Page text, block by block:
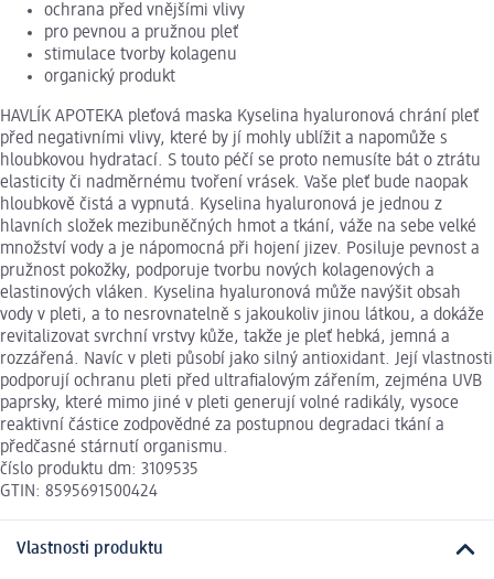
ochrana před vnějšími vlivy
pro pevnou a pružnou pleť
stimulace tvorby kolagenu
organický produkt
HAVLÍK APOTEKA pleťová maska Kyselina hyaluronová chrání pleť
před negativními vlivy, které by jí mohly ublížit a napomůže s
hloubkovou hydratací. S touto péčí se proto nemusíte bát o ztrátu
elasticity či nadměrnému tvoření vrásek. Vaše pleť bude naopak
hloubkově čistá a vypnutá. Kyselina hyaluronová je jednou z
hlavních složek mezibuněčných hmot a tkání, váže na sebe velké
množství vody a je nápomocná při hojení jizev. Posiluje pevnost a
pružnost pokožky, podporuje tvorbu nových kolagenových a
elastinových vláken. Kyselina hyaluronová může navýšit obsah
vody v pleti, a to nesrovnatelně s jakoukoliv jinou látkou, a dokáže
revitalizovat svrchní vrstvy kůže, takže je pleť hebká, jemná a
rozzářená. Navíc v pleti působí jako silný antioxidant. Její vlastnosti
podporují ochranu pleti před ultrafialovým zářením, zejména UVB
paprsky, které mimo jiné v pleti generují volné radikály, vysoce
reaktivní částice zodpovědné za postupnou degradaci tkání a
předčasné stárnutí organismu.
číslo produktu dm: 3109535
GTIN: 8595691500424
Vlastnosti produktu